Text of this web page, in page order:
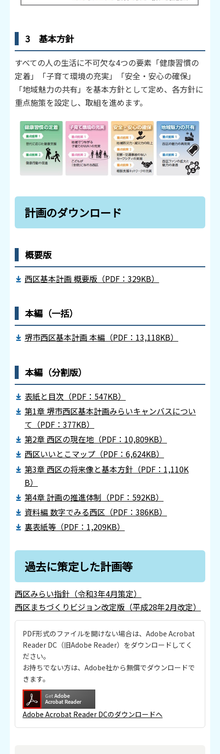
3 基本方針
すべての人の生活に不可欠な4つの要素「健康習慣の
定着」「子育て環境の充実」「安全・安心の確保」
「地域魅力の共有」を基本方針として定め、各方針に
重点施策を設定し、取組を進めます。
計画のダウンロード
概要版
西区基本計画 概要版（PDF：329KB）
本編（一括）
堺市西区基本計画 本編（PDF：13,118KB）
本編（分割版）
表紙と目次（PDF：547KB）
第1章 堺市西区基本計画みらいキャンバスについ
て（PDF：377KB）
第2章 西区の現在地（PDF：10,809KB）
西区いいとこマップ（PDF：6,624KB）
第3章 西区の将来像と基本方針（PDF：1,110K
B）
第4章 計画の推進体制（PDF：592KB）
資料編 数字でみる西区（PDF：386KB）
裏表紙等（PDF：1,209KB）
過去に策定した計画等
西区みらい指針（令和3年4月策定）
西区まちづくりビジョン改定版（平成28年2月改定）
PDF形式のファイルを開けない場合は、Adobe Acrobat
Reader DC（旧Adobe Reader）をダウンロードしてく
ださい。
お持ちでない方は、Adobe社から無償でダウンロードで
きます。
Adobe Acrobat Reader DCのダウンロードへ